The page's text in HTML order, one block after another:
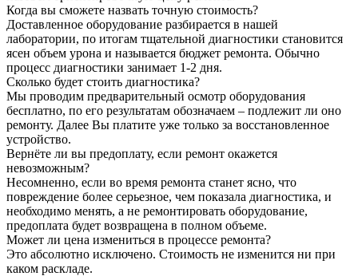
Когда вы сможете назвать точную стоимость?
Доставленное оборудование разбирается в нашей
лаборатории, по итогам тщательной диагностики становится
ясен объем урона и называется бюджет ремонта. Обычно
процесс диагностики занимает 1-2 дня.
Сколько будет стоить диагностика?
Мы проводим предварительный осмотр оборудования
бесплатно, по его результатам обозначаем – подлежит ли оно
ремонту. Далее Вы платите уже только за восстановленное
устройство.
Вернёте ли вы предоплату, если ремонт окажется
невозможным?
Несомненно, если во время ремонта станет ясно, что
повреждение более серьезное, чем показала диагностика, и
необходимо менять, а не ремонтировать оборудование,
предоплата будет возвращена в полном объеме.
Может ли цена измениться в процессе ремонта?
Это абсолютно исключено. Стоимость не изменится ни при
каком раскладе.